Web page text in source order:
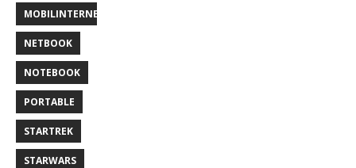
MOBILINTERNET
NETBOOK
NOTEBOOK
PORTABLE
STARTREK
STARWARS